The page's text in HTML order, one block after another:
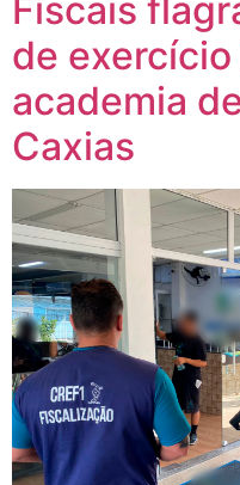
Fiscais
de
academia
Caxias